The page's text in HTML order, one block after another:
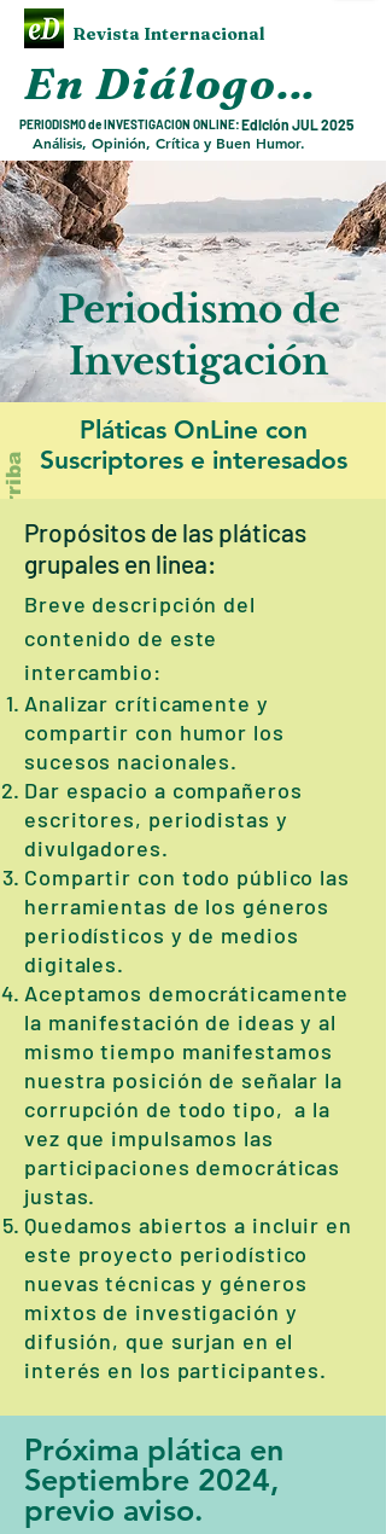
Revista Internacional
En Diálogo...
PERIODISMO de INVESTIGACION ONLINE:Edición JUL2025
Análisis, Opinión, Crítica y Buen Humor.
Subir arriba
Periodismo de
Investigación
Pláticas OnLine con
Suscriptores e interesados
Propósitos de las pláticas
grupales en linea:
Breve descripción del
contenido de este
intercambio:
Analizar críticamente y
compartir con humor los
sucesos nacionales.
Dar espacio a compañeros
escritores, periodistas y
divulgadores.
Compartir con todo público las
herramientas de los géneros
periodísticos y de medios
digitales.
Aceptamos democráticamente
la manifestación de ideas y al
mismo tiempo manifestamos
nuestra posición de señalar la
corrupción de todo tipo, a la
vez que impulsamos las
participaciones democráticas
justas.
Quedamos abiertos a incluir en
este proyecto periodístico
nuevas técnicas y géneros
mixtos de investigación y
difusión, que surjan en el
interés en los participantes.
Próxima plática en
Septiembre 2024,
previo aviso.